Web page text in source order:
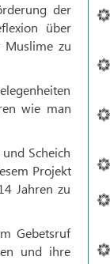
der
über
Muslime zu
wie man
Scheich
Projekt
Jahren zu
Gebetsruf
und ihre